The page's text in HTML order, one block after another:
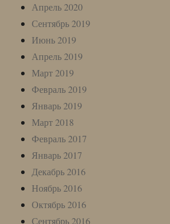
Апрель 2020
Сентябрь 2019
Июнь 2019
Апрель 2019
Март 2019
Февраль 2019
Январь 2019
Март 2018
Февраль 2017
Январь 2017
Декабрь 2016
Ноябрь 2016
Октябрь 2016
Сентябрь 2016